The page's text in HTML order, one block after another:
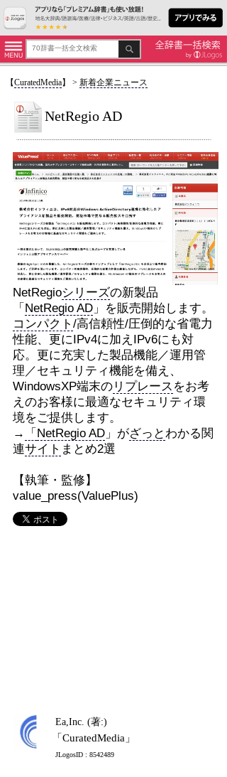
【CuratedMedia】 > 新着企業ニュース
NetRegio AD
NetRegioシリーズの新製品
「 NetRegio AD」を販売開始します。
コンパクト /高信頼性/圧倒的な省電力
性能、更にIPv4に加えIPv6にも対
応。更に充実した製品機能／運用管
理／セキュリティ機能を備え、
WindowsXP端末のリプレース をお考
えのお客様に最適なセキュリティ環
境をご提供します。
→
「 NetRegio AD」がざっと わかる関
連サイト まとめ2選
【執筆・監修】
value_press(ValuePlus)
Ea,Inc. (著:)
「CuratedMedia」
JLogosID : 8542489